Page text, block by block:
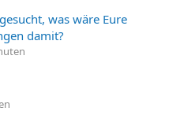
was wäre Eure
damit?